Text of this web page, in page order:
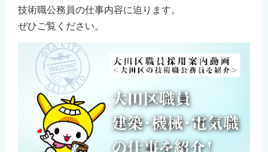
技術職公務員の仕事内容に迫ります。
ぜひご覧ください。